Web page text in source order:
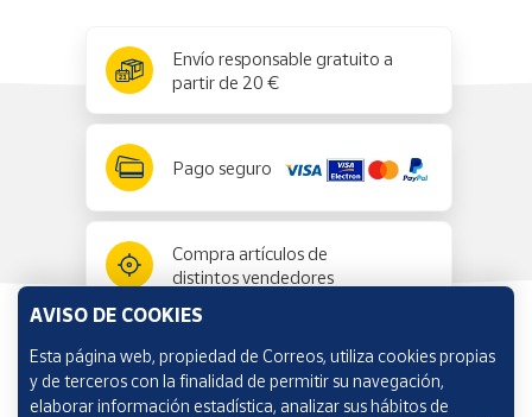
Envío responsable gratuito a
partir de 20 €
Pago seguro
Compra artículos de
distintos vendedores
Información y ayuda
AVISO DE COOKIES
Esta página web, propiedad de Correos, utiliza cookies propias
y de terceros con la finalidad de permitir su navegación,
elaborar información estadística, analizar sus hábitos de